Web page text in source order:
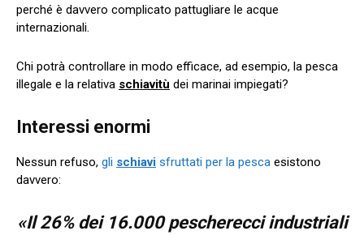
perché è davvero complicato pattugliare le acque
internazionali.
Chi potrà controllare in modo efficace, ad esempio, la pesca
illegale e la relativa schiavitù dei marinai impiegati?
Interessi enormi
Nessun refuso, gli schiavi sfruttati per la pesca esistono
davvero:
«Il 26% dei 16.000 pescherecci industriali